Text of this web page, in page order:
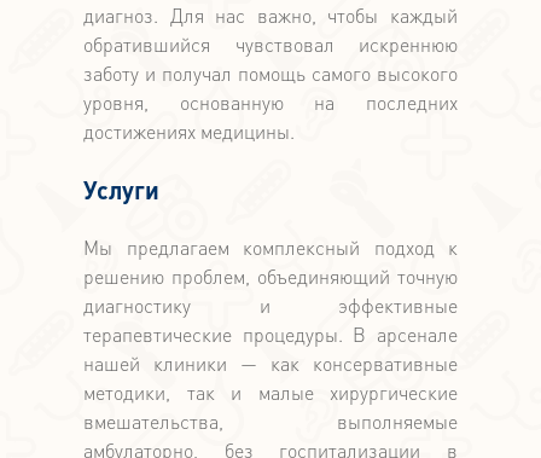
диагноз. Для нас важно, чтобы каждый
обратившийся чувствовал искреннюю
заботу и получал помощь самого высокого
уровня, основанную на последних
достижениях медицины.
Услуги
Мы предлагаем комплексный подход к
решению проблем, объединяющий точную
диагностику и эффективные
терапевтические процедуры. В арсенале
нашей клиники — как консервативные
методики, так и малые хирургические
вмешательства, выполняемые
амбулаторно, без госпитализации в